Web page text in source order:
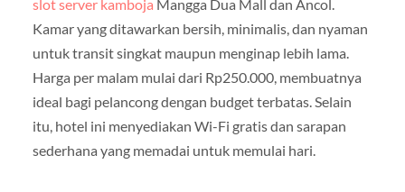
slot server kamboja Mangga Dua Mall dan Ancol.
Kamar yang ditawarkan bersih, minimalis, dan nyaman
untuk transit singkat maupun menginap lebih lama.
Harga per malam mulai dari Rp250.000, membuatnya
ideal bagi pelancong dengan budget terbatas. Selain
itu, hotel ini menyediakan Wi-Fi gratis dan sarapan
sederhana yang memadai untuk memulai hari.